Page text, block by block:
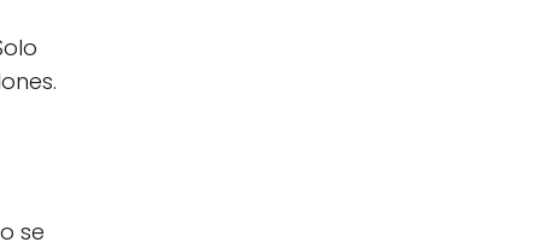
se